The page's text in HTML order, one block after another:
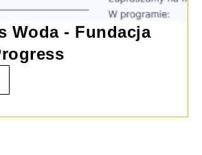
Woda - Fundacja